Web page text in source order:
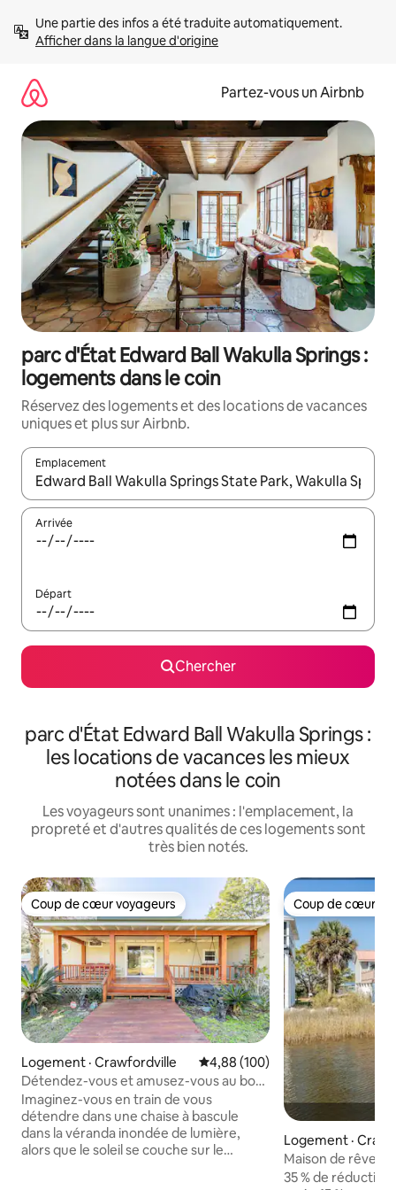
directement
Afficher dans la langue d'origine
Partez-vous un Airbnb
parc d'État Edward Ball Wakulla Springs :
logements dans le coin
Réservez des logements et des locations de vacances
uniques et plus sur Airbnb.
Emplacement
Quand les résultats sont affichés, parcourez-les en utilisant
Arrivée
Départ
Chercher
parc d'État Edward Ball Wakulla Springs :
les locations de vacances les mieux
notées dans le coin
Les voyageurs sont unanimes : l'emplacement, la
propreté et d'autres qualités de ces logements sont
très bien notés.
Coup de cœur voyageurs
Coup de cœur voyageurs
Logement · Crawfordville Note moyenne de 4,88 sur 5,
4,88 (100)
Détendez-vous et amusez-vous au bord
du lac Ellen
Imaginez-vous en train de vous
détendre dans une chaise à bascule
dans la véranda inondée de lumière,
alors que le soleil se couche sur le
Coup de cœur
Coup de cœur
Logement ·
Maison de rêve
quai et kayaks
35 % de